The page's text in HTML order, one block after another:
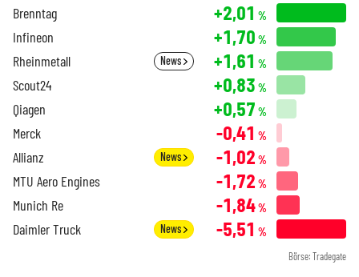
Brenntag +2,01 %
Infineon +1,70 %
Rheinmetall News +1,61 %
Scout24 +0,83 %
Qiagen +0,57 %
Merck -0,41 %
Allianz News -1,02 %
MTU Aero Engines -1,72 %
Munich Re -1,84%
Daimler Truck News -5,51 %
Börse: Tradegate